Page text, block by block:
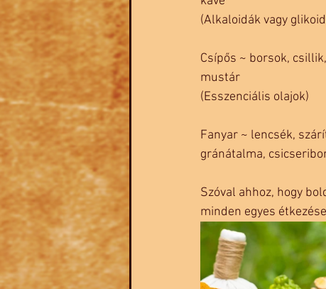
(Alkaloidák vagy
Csípős ~ borsok,
mustár
(Esszenciális olajok)
Fanyar ~ lencsék,
gránátalma,
Szóval ahhoz, hogy
minden egyes